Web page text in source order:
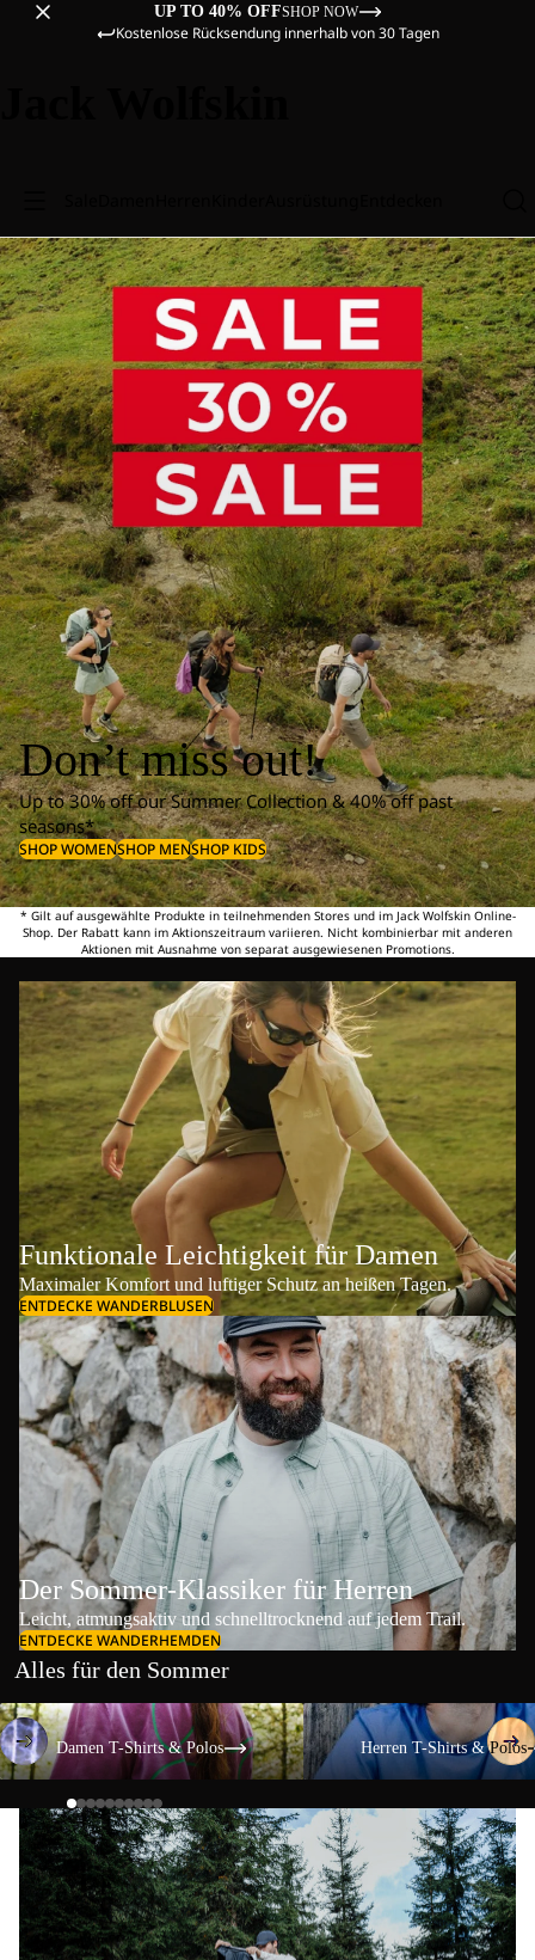
UP TO 40% OFFSHOP NOW
Kostenlose Rücksendung innerhalb von 30 Tagen
Don’t miss out!
Up to 30% off our Summer Collection & 40% off past
seasons*
SHOP WOMENSHOP MENSHOP KIDS
* Gilt auf ausgewählte Produkte in teilnehmenden Stores und im Jack Wolfskin Online-
Shop. Der Rabatt kann im Aktionszeitraum variieren. Nicht kombinierbar mit anderen
Aktionen mit Ausnahme von separat ausgewiesenen Promotions.
Funktionale Leichtigkeit für Damen
Maximaler Komfort und luftiger Schutz an heißen Tagen.
ENTDECKE WANDERBLUSEN
Der Sommer-Klassiker für Herren
Leicht, atmungsaktiv und schnelltrocknend auf jedem Trail.
ENTDECKE WANDERHEMDEN
Alles für den Sommer
Damen T-Shirts & Polos
Damen T-Shirts & Polos
Herren T-Shirts & Polos
Herren T-Shirts & Polos